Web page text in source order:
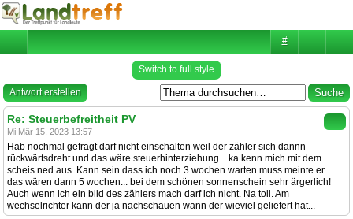
#
Switch to full style
Antwort erstellen
Re: Steuerbefreitheit PV
Mi Mär 15, 2023 13:57
Hab nochmal gefragt darf nicht einschalten weil der zähler sich dannn
rückwärtsdreht und das wäre steuerhinterziehung... ka kenn mich mit dem
scheis ned aus. Kann sein dass ich noch 3 wochen warten muss meinte er...
das wären dann 5 wochen... bei dem schönen sonnenschein sehr ärgerlich!
Auch wenn ich ein bild des zählers mach darf ich nicht. Na toll. Am
wechselrichter kann der ja nachschauen wann der wieviel geliefert hat...